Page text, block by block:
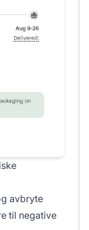
avbryte
til negative